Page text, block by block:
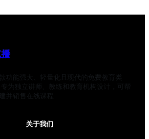
功能强大、轻量化且现代的免费教育类
为独立讲师、教练和教育机构设计，可帮
并销售在线课程
关于我们